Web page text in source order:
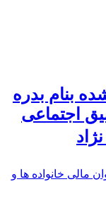
بنام بدره
عمیق اجتماعی